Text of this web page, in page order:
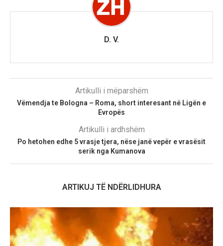
D. V.
Artikulli i mëparshëm
Vëmendja te Bologna – Roma, short interesant në Ligën e
Evropës
Artikulli i ardhshëm
Po hetohen edhe 5 vrasje tjera, nëse janë vepër e vrasësit
serik nga Kumanova
ARTIKUJ TË NDËRLIDHURA